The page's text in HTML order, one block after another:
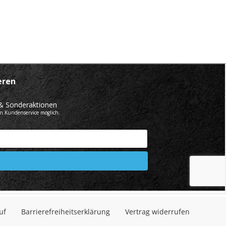
Barrierefreiheitserklärung Vertrag widerrufen